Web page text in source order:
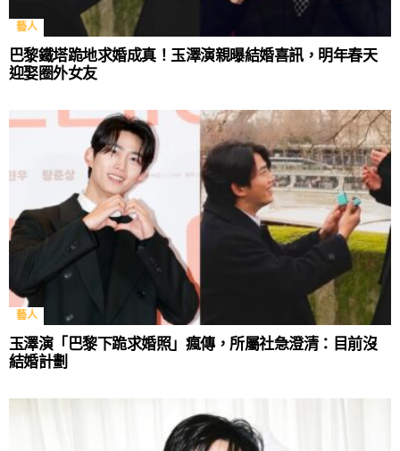
藝人
巴黎鐵塔跪地求婚成真！玉澤演親曝結婚喜訊，明年春天
迎娶圈外女友
藝人
玉澤演「巴黎下跪求婚照」瘋傳，所屬社急澄清：目前沒
結婚計劃